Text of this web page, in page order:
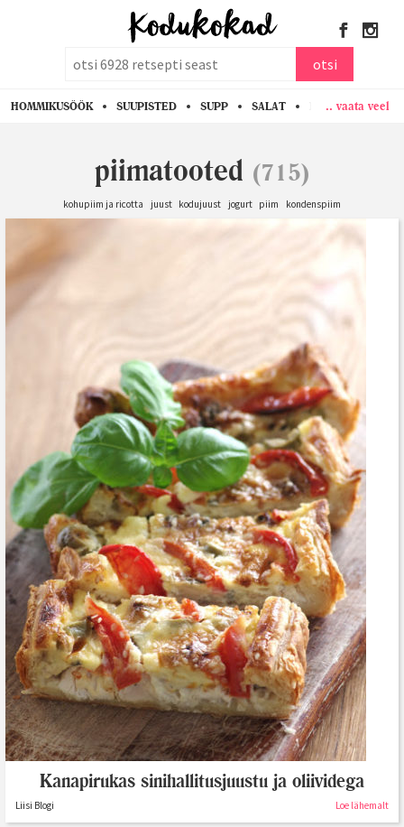
otsi
HOMMIKUSÖÖK SUUPISTED SUPP SALAT PASTA KANA
.. vaata veel
piimatooted (715)
kohupiim ja ricotta juust kodujuust jogurt piim kondenspiim
Kanapirukas sinihallitusjuustu ja oliividega
Liisi Blogi Loe lähemalt